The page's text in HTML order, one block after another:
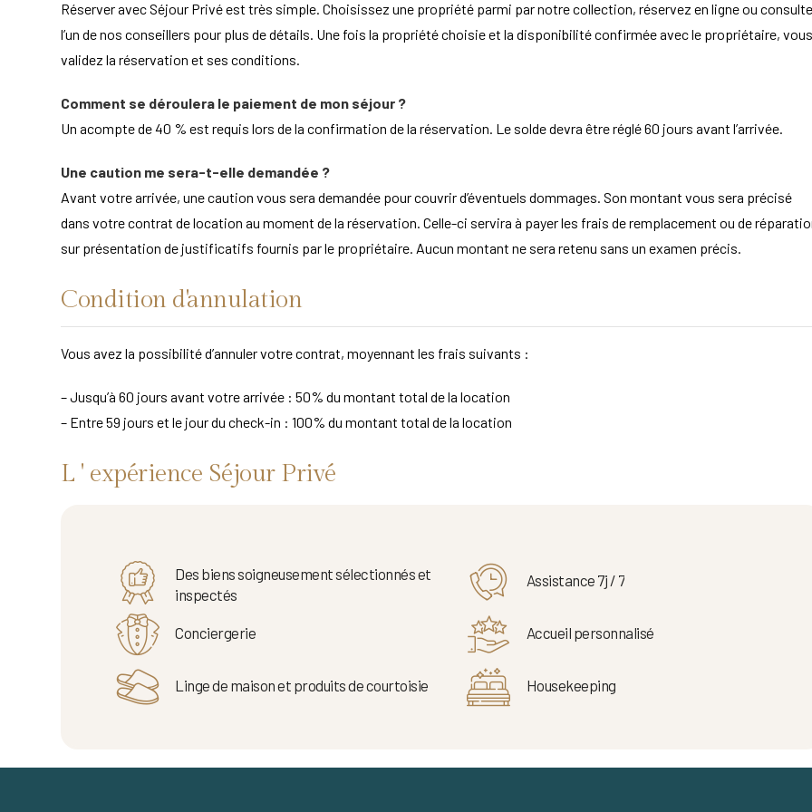
Réserver avec Séjour Privé est très simple. Choisissez une propriété parmi par notre collection, réservez en ligne ou
l’un de nos conseillers pour plus de détails. Une fois la propriété choisie et la disponibilité confirmée avec le propriétaire, vous
validez la réservation et ses conditions.
Comment se déroulera le paiement de mon séjour ?
Un acompte de 40 % est requis lors de la confirmation de la réservation. Le solde devra être réglé 60 jours avant l’arrivée.
Une caution me sera-t-elle demandée ?
Avant votre arrivée, une caution vous sera demandée pour couvrir d’éventuels dommages. Son montant vous sera précisé
dans votre contrat de location au moment de la réservation. Celle-ci servira à payer les frais de remplacement ou de
sur présentation de justificatifs fournis par le propriétaire. Aucun montant ne sera retenu sans un examen précis.
Condition d'annulation
Vous avez la possibilité d’annuler votre contrat, moyennant les frais suivants :
– Jusqu’à 60 jours avant votre arrivée : 50% du montant total de la location
– Entre 59 jours et le jour du check-in : 100% du montant total de la location
L ' expérience Séjour Privé
Des biens soigneusement sélectionnés et
inspectés
Assistance 7j / 7
Conciergerie Accueil personnalisé
Linge de maison et produits de courtoisie Housekeeping